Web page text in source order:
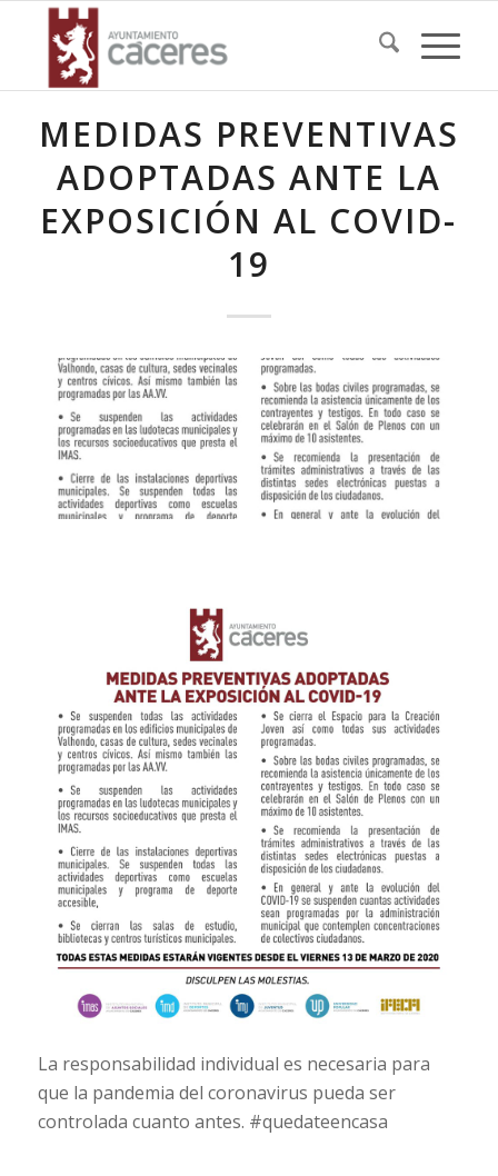
MEDIDAS PREVENTIVAS
ADOPTADAS ANTE LA
EXPOSICIÓN AL COVID-
19
La responsabilidad individual es necesaria para
que la pandemia del coronavirus pueda ser
controlada cuanto antes. #quedateencasa